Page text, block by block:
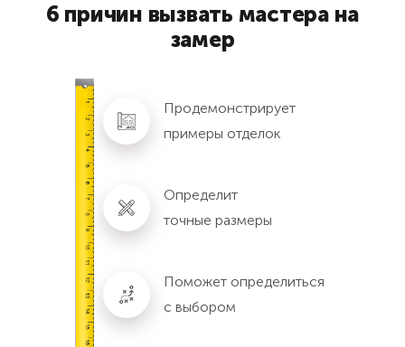
6 причин вызвать мастера на
замер
Продемонстрирует
примеры отделок
Определит
точные размеры
Поможет определиться
с выбором